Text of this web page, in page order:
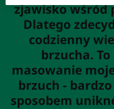
zjawisko wśród
Dlatego
codzienny
brzucha.
masowanie
brzuch -
sposobem